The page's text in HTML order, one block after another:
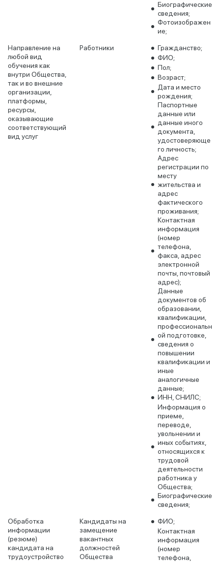
Биографические
сведения;
Фотоизображен
ие;
Направление на
любой вид
обучения как
внутри Общества,
так и во внешние
организации,
платформы,
ресурсы,
оказывающие
соответствующий
вид услуг
Работники
Гражданство;
ФИО;
Пол;
Возраст;
Дата и место
рождения;
Паспортные
данные или
данные иного
документа,
удостоверяюще
го личность;
Адрес
регистрации по
месту
жительства и
адрес
фактического
проживания;
Контактная
информация
(номер
телефона,
факса, адрес
электронной
почты, почтовый
адрес);
Данные
документов об
образовании,
квалификации,
профессиональн
ой подготовке,
сведения о
повышении
квалификации и
иные
аналогичные
данные;
ИНН, СНИЛС;
Информация о
приеме,
переводе,
увольнении и
иных событиях,
относящихся к
трудовой
деятельности
работника у
Общества;
Биографические
сведения;
Обработка
информации
(резюме)
кандидата на
трудоустройство
Кандидаты на
замещение
вакантных
должностей
Общества
ФИО;
Контактная
информация
(номер
телефона,